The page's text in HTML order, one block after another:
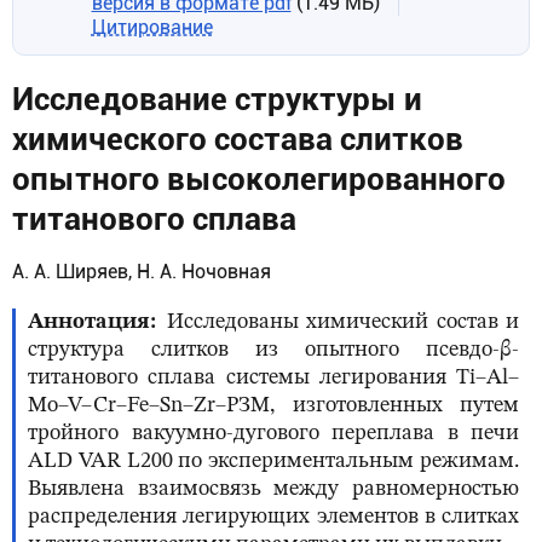
Цитирование
Исследование структуры и
химического состава слитков
опытного высоколегированного
титанового сплава
А. А. Ширяев, Н. А. Ночовная
Аннотация
Исследованы химический состав и
структура слитков из опытного псевдо-β-
титанового сплава системы легирования Ti–Al–
Mo–V–Cr–Fe–Sn–Zr–РЗМ, изготовленных путем
тройного вакуумно-дугового переплава в печи
ALD VAR L200 по экспериментальным режимам.
Выявлена взаимосвязь между равномерностью
распределения легирующих элементов в слитках